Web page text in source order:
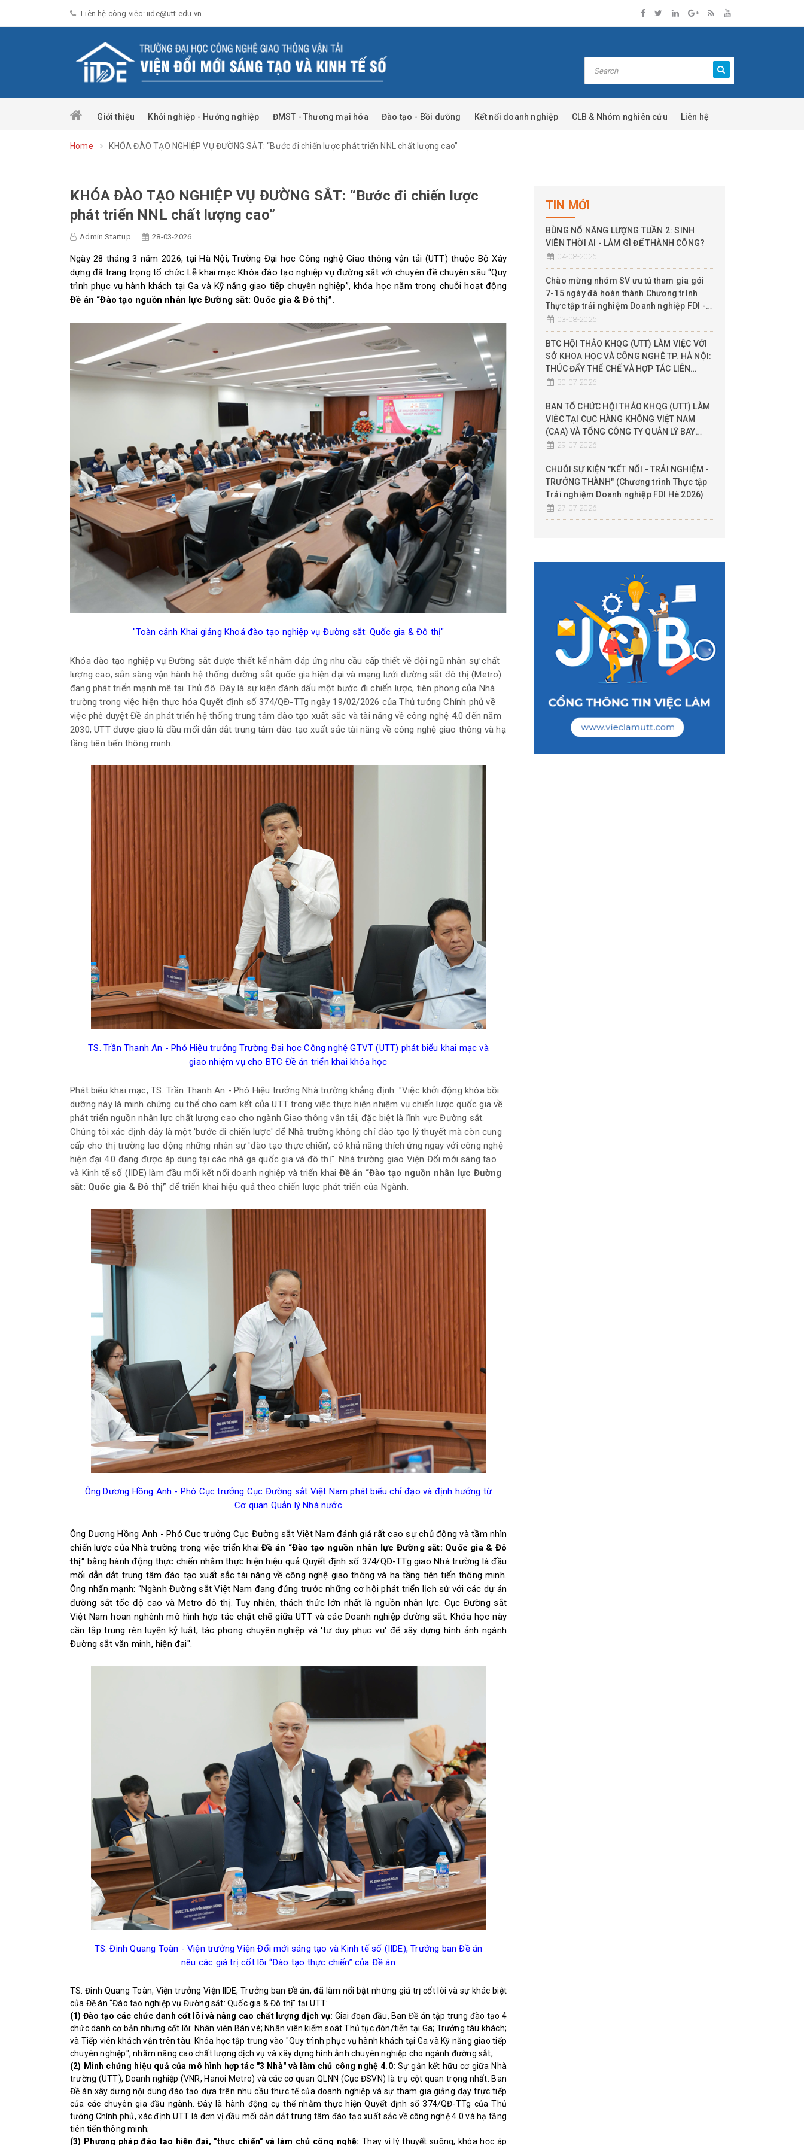
Liên hệ công việc: iide@utt.edu.vn
Giới thiệu Khởi nghiệp - Hướng nghiệp ĐMST - Thương mại hóa Đào tạo - Bồi dưỡng Kết nối doanh nghiệp CLB & Nhóm nghiên cứu Liên hệ
Home KHÓA ĐÀO TẠO NGHIỆP VỤ ĐƯỜNG SẮT: “Bước đi chiến lược phát triển NNL chất lượng cao”
KHÓA ĐÀO TẠO NGHIỆP VỤ ĐƯỜNG SẮT: “Bước đi chiến lược
phát triển NNL chất lượng cao”
Admin Startup 28-03-2026
Ngày 28 tháng 3 năm 2026, tại Hà Nội, Trường Đại học Công nghệ Giao thông vận tải (UTT) thuộc Bộ Xây
dựng đã trang trọng tổ chức Lễ khai mạc Khóa đào tạo nghiệp vụ đường sắt với chuyên đề chuyên sâu “Quy
trình phục vụ hành khách tại Ga và Kỹ năng giao tiếp chuyên nghiệp”, khóa học nằm trong chuỗi hoạt động
Đề án “Đào tạo nguồn nhân lực Đường sắt: Quốc gia & Đô thị”.
"Toàn cảnh Khai giảng Khoá đào tạo nghiệp vụ Đường sắt: Quốc gia & Đô thị"
Khóa đào tạo nghiệp vụ Đường sắt được thiết kế nhằm đáp ứng nhu cầu cấp thiết về đội ngũ nhân sự chất
lượng cao, sẵn sàng vận hành hệ thống đường sắt quốc gia hiện đại và mạng lưới đường sắt đô thị (Metro)
đang phát triển mạnh mẽ tại Thủ đô. Đây là sự kiện đánh dấu một bước đi chiến lược, tiên phong của Nhà
trường trong việc hiện thực hóa Quyết định số 374/QĐ-TTg ngày 19/02/2026 của Thủ tướng Chính phủ về
việc phê duyệt Đề án phát triển hệ thống trung tâm đào tạo xuất sắc và tài năng về công nghệ 4.0 đến năm
2030, UTT được giao là đầu mối dẫn dắt trung tâm đào tạo xuất sắc tài năng về công nghệ giao thông và hạ
tầng tiên tiến thông minh.
TS. Trần Thanh An - Phó Hiệu trưởng Trường Đại học Công nghệ GTVT (UTT) phát biểu khai mạc và
giao nhiệm vụ cho BTC Đề án triển khai khóa học
Phát biểu khai mạc, TS. Trần Thanh An - Phó Hiệu trưởng Nhà trường khẳng định: "Việc khởi động khóa bồi
dưỡng này là minh chứng cụ thể cho cam kết của UTT trong việc thực hiện nhiệm vụ chiến lược quốc gia về
phát triển nguồn nhân lực chất lượng cao cho ngành Giao thông vận tải, đặc biệt là lĩnh vực Đường sắt.
Chúng tôi xác định đây là một 'bước đi chiến lược' để Nhà trường không chỉ đào tạo lý thuyết mà còn cung
cấp cho thị trường lao động những nhân sự 'đào tạo thực chiến', có khả năng thích ứng ngay với công nghệ
hiện đại 4.0 đang được áp dụng tại các nhà ga quốc gia và đô thị". Nhà trường giao Viện Đổi mới sáng tạo
và Kinh tế số (IIDE) làm đầu mối kết nối doanh nghiệp và triển khai Đề án “Đào tạo nguồn nhân lực Đường
sắt: Quốc gia & Đô thị” để triển khai hiệu quả theo chiến lược phát triển của Ngành.
Ông Dương Hồng Anh - Phó Cục trưởng Cục Đường sắt Việt Nam phát biểu chỉ đạo và định hướng từ
Cơ quan Quản lý Nhà nước
Ông Dương Hồng Anh - Phó Cục trưởng Cục Đường sắt Việt Nam đánh giá rất cao sự chủ động và tầm nhìn
chiến lược của Nhà trường trong việc triển khai Đề án “Đào tạo nguồn nhân lực Đường sắt: Quốc gia & Đô
thị”bằng hành động thực chiến nhằm thực hiện hiệu quả Quyết định số 374/QĐ-TTg giao Nhà trường là đầu
mối dẫn dắt trung tâm đào tạo xuất sắc tài năng về công nghệ giao thông và hạ tầng tiên tiến thông minh.
Ông nhấn mạnh: “Ngành Đường sắt Việt Nam đang đứng trước những cơ hội phát triển lịch sử với các dự án
đường sắt tốc độ cao và Metro đô thị. Tuy nhiên, thách thức lớn nhất là nguồn nhân lực. Cục Đường sắt
Việt Nam hoan nghênh mô hình hợp tác chặt chẽ giữa UTT và các Doanh nghiệp đường sắt. Khóa học này
cần tập trung rèn luyện kỷ luật, tác phong chuyên nghiệp và 'tư duy phục vụ' để xây dựng hình ảnh ngành
Đường sắt văn minh, hiện đại".
TS. Đinh Quang Toàn - Viện trưởng Viện Đổi mới sáng tạo và Kinh tế số (IIDE), Trưởng ban Đề án
nêu các giá trị cốt lõi “Đào tạo thực chiến” của Đề án
TS. Đinh Quang Toàn, Viện trưởng Viện IIDE, Trưởng ban Đề án, đã làm nổi bật những giá trị cốt lõi và sự khác biệt
của Đề án “Đào tạo nghiệp vụ Đường sắt: Quốc gia & Đô thị” tại UTT:
(1) Đào tạo các chức danh cốt lõi và nâng cao chất lượng dịch vụ: Giai đoạn đầu, Ban Đề án tập trung đào tạo 4
chức danh cơ bản nhưng cốt lõi: Nhân viên Bán vé; Nhân viên kiểm soát Thủ tục đón/tiễn tại Ga; Trưởng tàu khách;
và Tiếp viên khách vận trên tàu. Khóa học tập trung vào "Quy trình phục vụ hành khách tại Ga và Kỹ năng giao tiếp
chuyên nghiệp", nhằm nâng cao chất lượng dịch vụ và xây dựng hình ảnh chuyên nghiệp cho ngành đường sắt;
(2) Minh chứng hiệu quả của mô hình hợp tác "3 Nhà" và làm chủ công nghệ 4.0: Sự gắn kết hữu cơ giữa Nhà
trường (UTT), Doanh nghiệp (VNR, Hanoi Metro) và các cơ quan QLNN (Cục ĐSVN) là trụ cột quan trọng nhất. Ban
Đề án xây dựng nội dung đào tạo dựa trên nhu cầu thực tế của doanh nghiệp và sự tham gia giảng dạy trực tiếp
của các chuyên gia đầu ngành. Đây là hành động cụ thể nhằm thực hiện Quyết định số 374/QĐ-TTg của Thủ
tướng Chính phủ, xác định UTT là đơn vị đầu mối dẫn dắt trung tâm đào tạo xuất sắc về công nghệ 4.0 và hạ tầng
tiên tiến thông minh;
(3) Phương pháp đào tạo hiện đại, "thực chiến" và làm chủ công nghệ: Thay vì lý thuyết suông, khóa học áp
TIN MỚI
BÙNG NỔ NĂNG LƯỢNG TUẦN 2: SINH
VIÊN THỜI AI - LÀM GÌ ĐỂ THÀNH CÔNG?
04-08-2026
Chào mừng nhóm SV ưu tú tham gia gói
7-15 ngày đã hoàn thành Chương trình
Thực tập trải nghiệm Doanh nghiệp FDI -
Hè 2026
03-08-2026
BTC HỘI THẢO KHQG (UTT) LÀM VIỆC VỚI
SỞ KHOA HỌC VÀ CÔNG NGHỆ TP. HÀ NỘI:
THÚC ĐẨY THỂ CHẾ VÀ HỢP TÁC LIÊN
NGÀNH QUẢN LÝ KHÔNG GIAN TẦM THẤP
(UTM), ĐỀ XUẤT THỬ NGHIỆM SANDBOX
30-07-2026
BAN TỔ CHỨC HỘI THẢO KHQG (UTT) LÀM
VIỆC TẠI CỤC HÀNG KHÔNG VIỆT NAM
(CAA) VÀ TỔNG CÔNG TY QUẢN LÝ BAY
(VATM): ĐẨY MẠNH HỢP TÁC THỰC CHIẾN
THEO MÔ HÌNH 3 NHÀ (NHÀ NƯỚC - NHÀ
TRƯỜNG - DN)
29-07-2026
CHUỖI SỰ KIỆN "KẾT NỐI - TRẢI NGHIỆM -
TRƯỞNG THÀNH" (Chương trình Thực tập
Trải nghiệm Doanh nghiệp FDI Hè 2026)
27-07-2026